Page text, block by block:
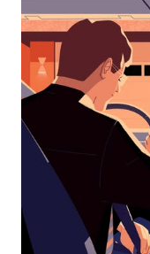
te
openen
een
datum
te
selecteren.
Druk
Escape
agenda
te
sluiten.